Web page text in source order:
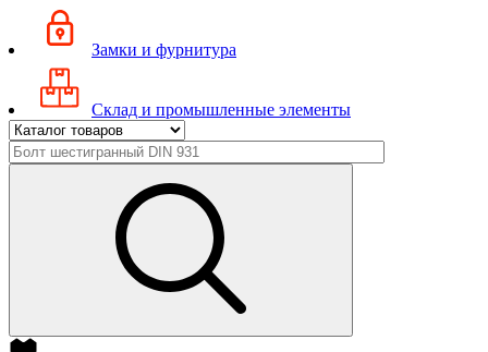
Замки и фурнитура
Склад и промышленные элементы